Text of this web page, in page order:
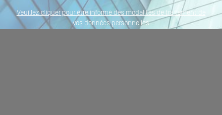
Veuillez cliquer pour être informé des modalités de traitement de
vos données personnelles